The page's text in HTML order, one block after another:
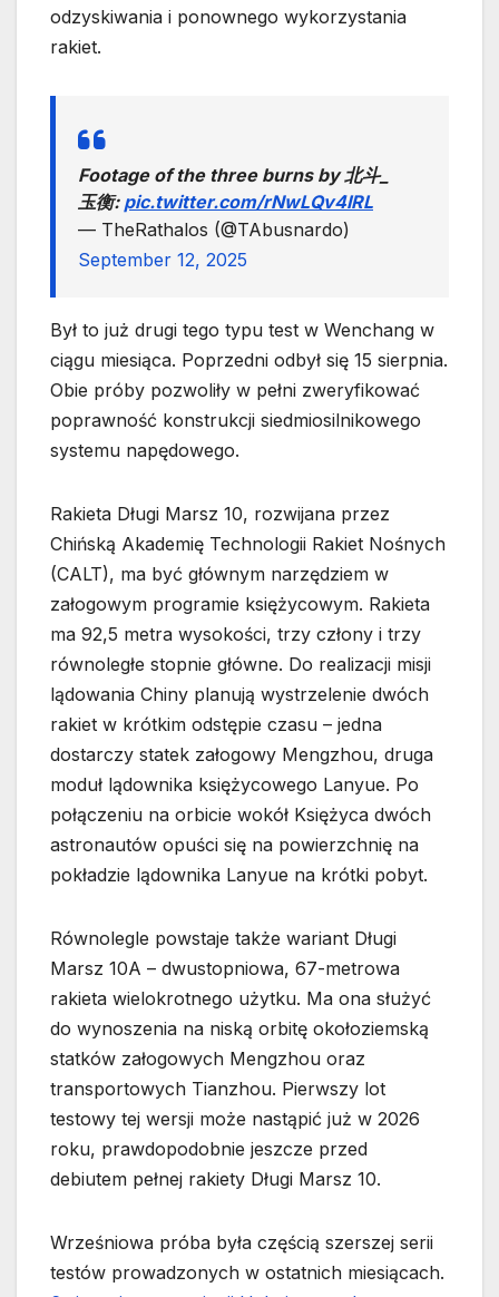
odzyskiwania i ponownego wykorzystania
rakiet.
Footage of the three burns by 北斗_
玉衡: pic.twitter.com/rNwLQv4IRL
— TheRathalos (@TAbusnardo)
September 12, 2025
Był to już drugi tego typu test w Wenchang w
ciągu miesiąca. Poprzedni odbył się 15 sierpnia.
Obie próby pozwoliły w pełni zweryfikować
poprawność konstrukcji siedmiosilnikowego
systemu napędowego.
Rakieta Długi Marsz 10, rozwijana przez
Chińską Akademię Technologii Rakiet Nośnych
(CALT), ma być głównym narzędziem w
załogowym programie księżycowym. Rakieta
ma 92,5 metra wysokości, trzy człony i trzy
równoległe stopnie główne. Do realizacji misji
lądowania Chiny planują wystrzelenie dwóch
rakiet w krótkim odstępie czasu – jedna
dostarczy statek załogowy Mengzhou, druga
moduł lądownika księżycowego Lanyue. Po
połączeniu na orbicie wokół Księżyca dwóch
astronautów opuści się na powierzchnię na
pokładzie lądownika Lanyue na krótki pobyt.
Równolegle powstaje także wariant Długi
Marsz 10A – dwustopniowa, 67-metrowa
rakieta wielokrotnego użytku. Ma ona służyć
do wynoszenia na niską orbitę okołoziemską
statków załogowych Mengzhou oraz
transportowych Tianzhou. Pierwszy lot
testowy tej wersji może nastąpić już w 2026
roku, prawdopodobnie jeszcze przed
debiutem pełnej rakiety Długi Marsz 10.
Wrześniowa próba była częścią szerszej serii
testów prowadzonych w ostatnich miesiącach.